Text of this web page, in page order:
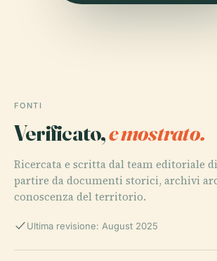
FONTI
Verificato,e mostrato.
Ricercata e scritta dal team editoriale
partire da documenti storici, archivi
conoscenza del territorio.
Ultima revisione: August 2025